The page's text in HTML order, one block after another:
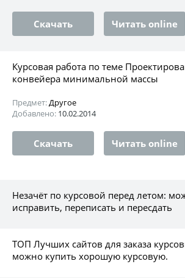
Скачать Читать online
Курсовая работа по теме
конвейера минимальной массы
Предмет:Другое
Добавлено: 10.02.2014
Скачать Читать online
Незачёт по курсовой перед летом:
исправить, переписать и пересдать
ТОП Лучших сайтов для заказа
можно купить хорошую курсовую.